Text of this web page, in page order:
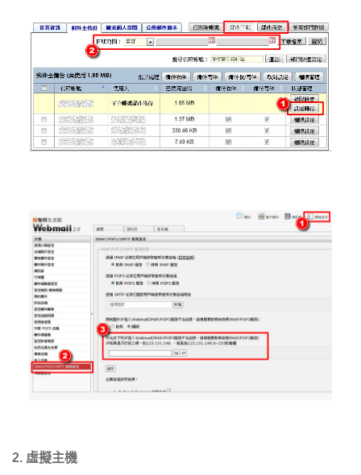
2. 虛擬主機